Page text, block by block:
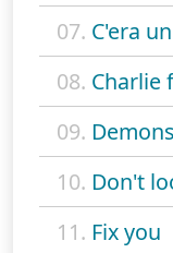
07. C'era
08. Charlie
09. Demons
10. Don't
11. Fix you